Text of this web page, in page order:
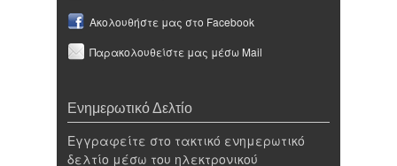
Ακολουθήστε μας στο Facebook
Παρακολουθείστε μας μέσω Mail
Ενημερωτικό Δελτίο
Εγγραφείτε στο τακτικό ενημερωτικό
δελτίο μέσω του ηλεκτρονικού